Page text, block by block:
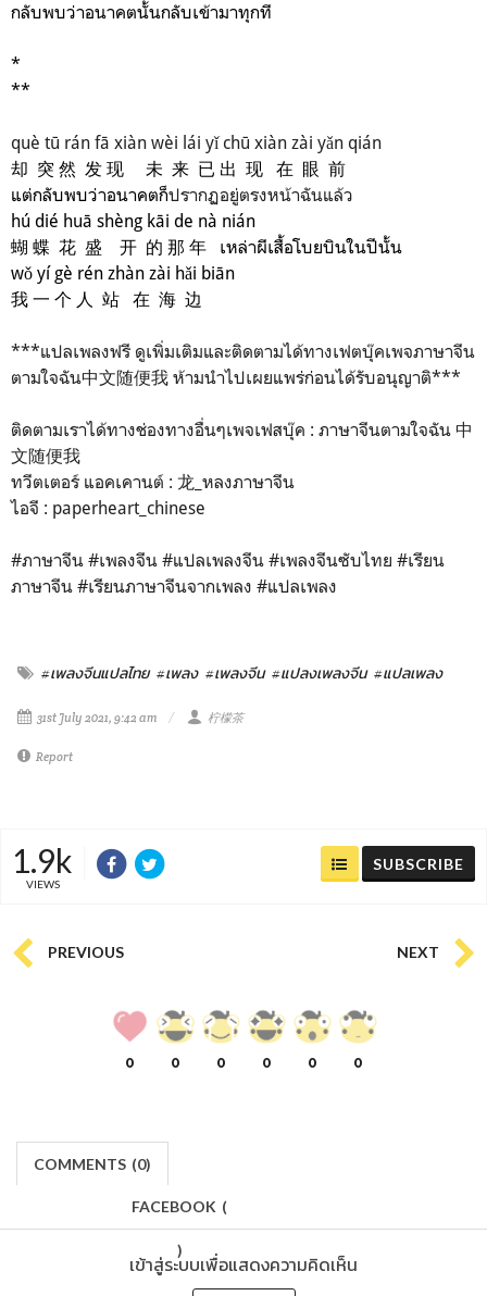
กลับพบว่าอนาคตนั้นกลับเข้ามาทุกที
*
**
què tū rán fā xiàn wèi lái yǐ chū xiàn zài yǎn qián
却 突 然 发 现 未 来 已 出 现 在 眼 前
แต่กลับพบว่าอนาคตก็ปรากฏอยู่ตรงหน้าฉันแล้ว
hú dié huā shèng kāi de nà nián
蝴 蝶 花 盛 开 的 那 年 เหล่าผีเสื้อโบยบินในปีนั้น
wǒ yí gè rén zhàn zài hǎi biān
我 一 个 人 站 在 海 边
***แปลเพลงฟรี ดูเพิ่มเติมและติดตามได้ทางเฟตบุ๊คเพจภาษาจีน
ตามใจฉัน中文随便我 ห้ามนำไปเผยแพร่ก่อนได้รับอนุญาติ***
ติดตามเราได้ทางช่องทางอื่นๆเพจเฟสบุ๊ค : ภาษาจีนตามใจฉัน 中
文随便我
ทวีตเตอร์ แอคเคานต์ : 龙_หลงภาษาจีน
ไอจี : paperheart_chinese
#ภาษาจีน #เพลงจีน #แปลเพลงจีน #เพลงจีนซับไทย #เรียน
ภาษาจีน #เรียนภาษาจีนจากเพลง #แปลเพลง
#เพลงจีนแปลไทย #เพลง #เพลงจีน #แปลงเพลงจีน #แปลเพลง
31st July 2021, 9:42 am 柠檬茶
Report
1.9k
VIEWS
SUBSCRIBE
PREVIOUS NEXT
0 0 0 0 0 0
COMMENTS (0)
FACEBOOK (
)
เข้าสู่ระบบเพื่อแสดงความคิดเห็น